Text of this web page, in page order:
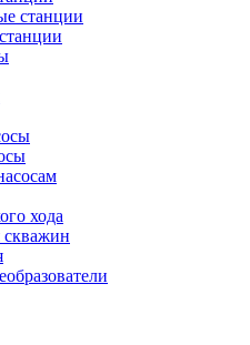
станции
хода
скважин